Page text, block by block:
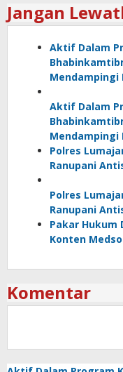
Jangan
Aktif Dalam
Mendampingi
Aktif Dalam
Mendampingi
Polres
Ranupani
Polres
Ranupani
Pakar Hukum
Konten
Komentar